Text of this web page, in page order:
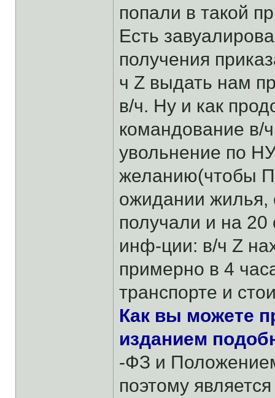
попали в такой
Есть
получения
ч Z выдать нам
в/ч. Ну и как
командование в/
увольнение по
желанию(чтобы
ожидании жилья,
получали и на
инф-ции: в/ч Z
примерно в 4
транспорте и
Как вы можете
изданием
-ФЗ и
поэтому